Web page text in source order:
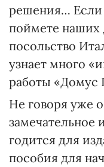
решения… Если
поймете наших
посольство
узнает много
работы «Домус
Не говоря уже
замечательное
годится для
пособия для